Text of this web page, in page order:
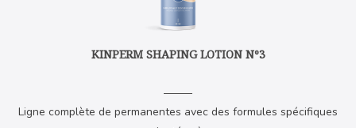
KINPERM SHAPING LOTION Nº3
Ligne complète de permanentes avec des formules spécifiques